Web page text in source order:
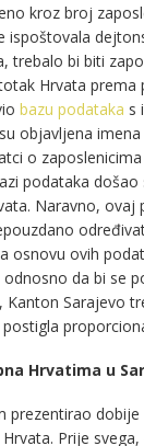
kroz broj
ispoštovala
trebalo bi biti
Hrvata prema
bazu podataka s
objavljena
o zaposlenicima
podataka došao
Naravno, ovaj
osnovu ovih
odnosno da bi se
Kanton Sarajevo
Hrvatima u
prezentirao
Prije